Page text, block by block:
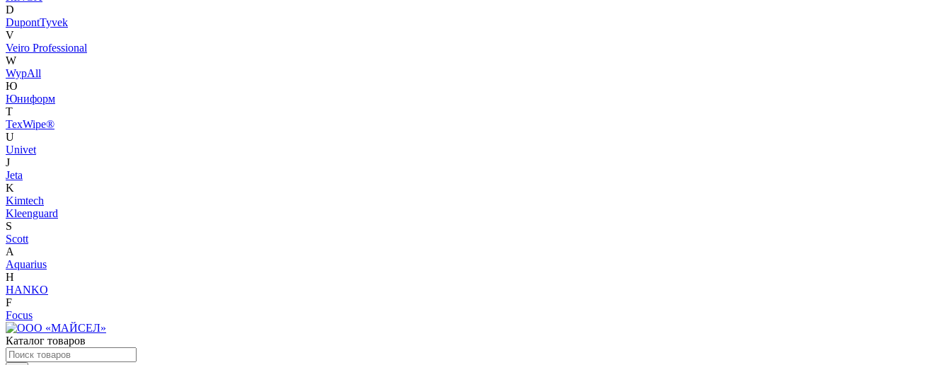
D
DupontTyvek
V
Veiro Professional
W
WypAll
Ю
Юниформ
T
TexWipe®
U
Univet
J
Jeta
K
Kimtech
Kleenguard
S
Scott
A
Aquarius
H
HANKO
F
Focus
Каталог товаров